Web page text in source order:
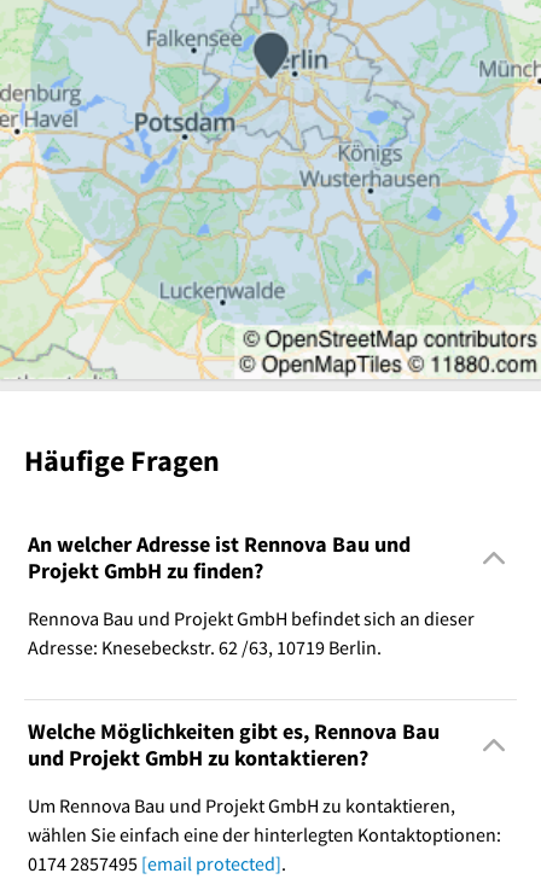
Häufige Fragen
An welcher Adresse ist Rennova Bau und
Projekt GmbH zu finden?
Rennova Bau und Projekt GmbH befindet sich an dieser
Adresse: Knesebeckstr. 62 /63, 10719 Berlin.
Welche Möglichkeiten gibt es, Rennova Bau
und Projekt GmbH zu kontaktieren?
Um Rennova Bau und Projekt GmbH zu kontaktieren,
wählen Sie einfach eine der hinterlegten Kontaktoptionen:
0174 2857495 [email protected].